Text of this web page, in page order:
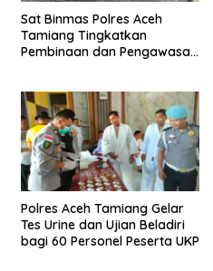
Sat Binmas Polres Aceh
Tamiang Tingkatkan
Pembinaan dan Pengawasan
Polres Aceh Tamiang Gelar
Tes Urine dan Ujian Beladiri
bagi 60 Personel Peserta UKP